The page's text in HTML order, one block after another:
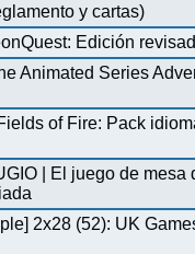
y cartas)
Edición
Animated Series
of Fire: Pack
| El juego de mesa
2x28 (52): UK